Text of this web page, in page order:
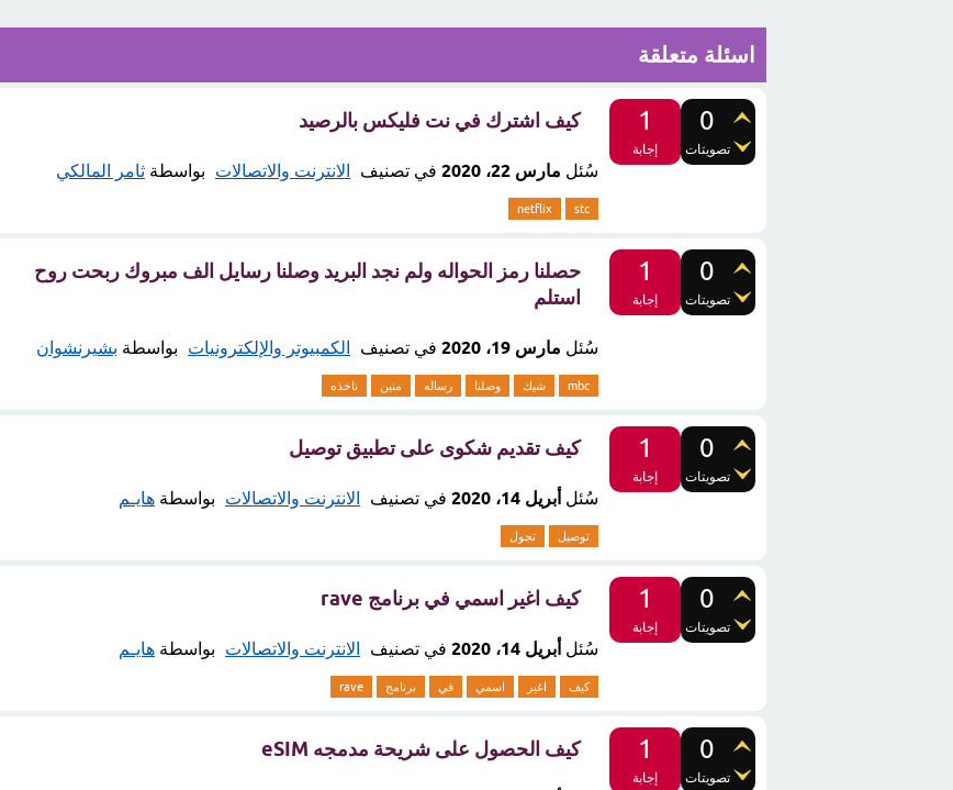
اسئلة متعلقة
0
تصويتات
1
إجابة
كيف اشترك في نت فلیکس بالرصيد
سُئل مارس 22، 2020 في تصنيف الانترنت والاتصالات بواسطة ثامر المالكي
stc
netflix
0
تصويتات
1
إجابة
حصلنا رمز الحواله ولم نجد البريد وصلنا رسايل الف مبروك ربحت روح
استلم
سُئل مارس 19، 2020 في تصنيف الكمبيوتر والإلكترونيات بواسطة بشيرنشوان
mbc شيك وصلنا رساله منين ناخذه
0
تصويتات
1
إجابة
كيف تقديم شكوى على تطبيق توصيل
سُئل أبريل 14، 2020 في تصنيف الانترنت والاتصالات بواسطة هايـم
توصيل تجول
0
تصويتات
1
إجابة
كيف اغير اسمي في برنامج rave
سُئل أبريل 14، 2020 في تصنيف الانترنت والاتصالات بواسطة هايـم
كيف اغير اسمي في برنامج rave
0
تصويتات
1
إجابة
كيف الحصول على شريحة مدمجه eSIM